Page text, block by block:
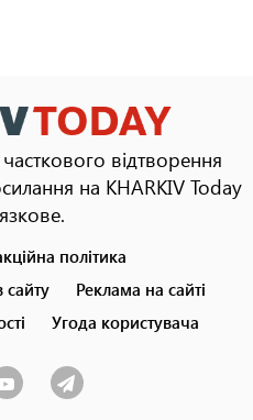
відтворення
на KHARKIV Today
політика
сайту
Реклама на сайті
Угода користувача